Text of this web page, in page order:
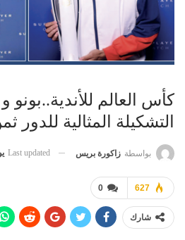
كأس العالم
التشكيلة المثالية للدور
بواسطة زاكورة بريس Last updated
0 627
شارك